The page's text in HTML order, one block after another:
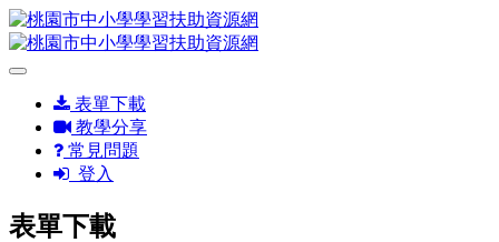
表單下載
教學分享
常見問題
登入
表單下載